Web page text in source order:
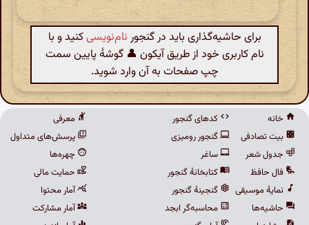
برای حاشیه‌گذاری باید در گنجور نام‌نویسیکنید و با
نام کاربری خود از طریق آیکون 👤 گوشهٔ پایین سمت
چپ صفحات به آن وارد شوید.
خانه
بیت تصادفی
جدول شعر
فال حافظ
نمایهٔ موسیقی
حاشیه‌ها
کدهای گنجور
گنجور رومیزی
ساغر
کتابخانهٔ گنجور
گنجینهٔ گنجور
محاسبه‌گر ابجد
معرفی
پرسش‌های متداول
چهره‌ها
حمایت مالی
آمار محتوا
آمار مشارکت